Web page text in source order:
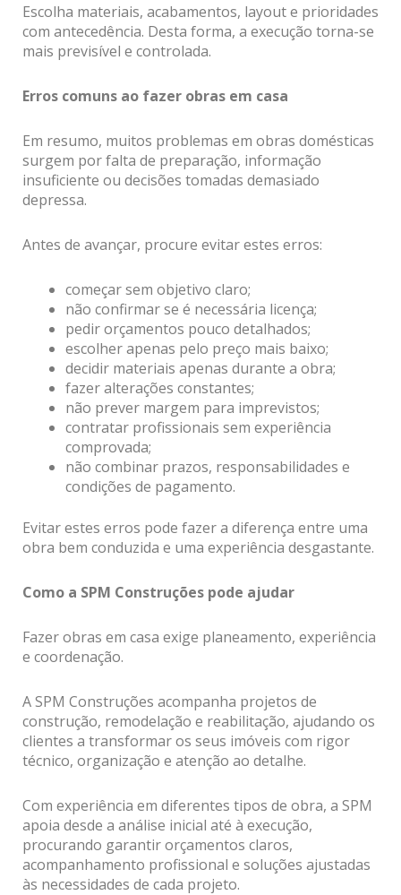
Escolha materiais, acabamentos, layout e prioridades
com antecedência. Desta forma, a execução torna-se
mais previsível e controlada.
Erros comuns ao fazer obras em casa
Em resumo, muitos problemas em obras domésticas
surgem por falta de preparação, informação
insuficiente ou decisões tomadas demasiado
depressa.
Antes de avançar, procure evitar estes erros:
começar sem objetivo claro;
não confirmar se é necessária licença;
pedir orçamentos pouco detalhados;
escolher apenas pelo preço mais baixo;
decidir materiais apenas durante a obra;
fazer alterações constantes;
não prever margem para imprevistos;
contratar profissionais sem experiência
comprovada;
não combinar prazos, responsabilidades e
condições de pagamento.
Evitar estes erros pode fazer a diferença entre uma
obra bem conduzida e uma experiência desgastante.
Como a SPM Construções pode ajudar
Fazer obras em casa exige planeamento, experiência
e coordenação.
A SPM Construções acompanha projetos de
construção, remodelação e reabilitação, ajudando os
clientes a transformar os seus imóveis com rigor
técnico, organização e atenção ao detalhe.
Com experiência em diferentes tipos de obra, a SPM
apoia desde a análise inicial até à execução,
procurando garantir orçamentos claros,
acompanhamento profissional e soluções ajustadas
às necessidades de cada projeto.